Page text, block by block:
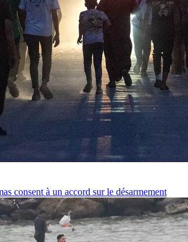
consent à un accord sur le désarmement